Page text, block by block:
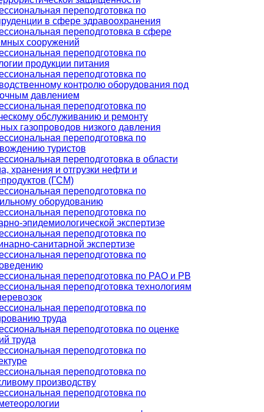
переподготовка по
в сфере здравоохранения
переподготовка в сфере
сооружений
переподготовка по
продукции питания
переподготовка по
контролю оборудования под
давлением
переподготовка по
обслуживанию и ремонту
газопроводов низкого давления
переподготовка по
туристов
переподготовка в области
хранения и отгрузки нефти и
(ГСМ)
переподготовка по
оборудованию
переподготовка по
эпидемиологической экспертизе
переподготовка по
санитарной экспертизе
переподготовка по
переподготовка по РАО и РВ
переподготовка технологиям
переподготовка по
труда
переподготовка по оценке
труда
переподготовка по
переподготовка по
производству
переподготовка по